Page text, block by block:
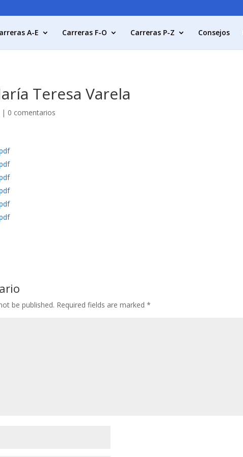
A-E Carreras F-O Carreras P-Z Consejos
Teresa Varela
| 0 comentarios
be published. Required fields are marked*